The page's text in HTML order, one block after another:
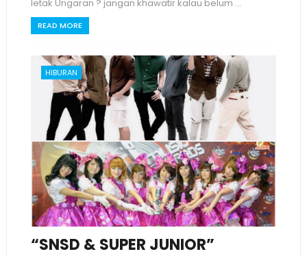
letak Ungaran ? jangan khawatir kalau belum ...
READ MORE
HIBURAN
“SNSD & SUPER JUNIOR”